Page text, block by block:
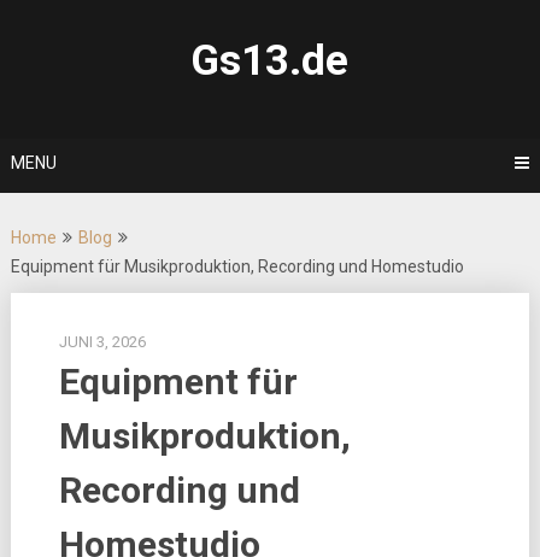
Gs13.de
MENU
Home
Blog
Equipment für Musikproduktion, Recording und Homestudio
JUNI 3, 2026
Equipment für
Musikproduktion,
Recording und
Homestudio